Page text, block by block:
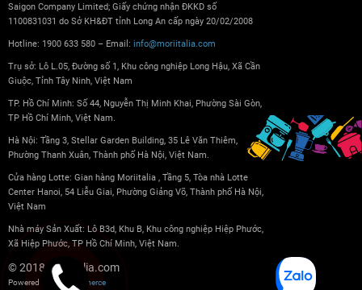
Saigon Company Limited; Giấy chứng nhận ĐKKD số
1100831031 do Sở KH&ĐT tỉnh Long An cấp ngày 20/02/2008
Hotline: 1900 633 580 – Email: info@moriitalia.com
Trụ sở: Lô L.05, Đường số 1, Khu công nghiệp Long Hậu, Xã Cần
Giuộc, Tỉnh Tây Ninh, Việt Nam
TP. Hồ Chí Minh: Số 44, Nguyễn Thị Minh Khai, Phường Sài Gòn,
TP Hồ Chí Minh, Việt Nam.
Hà Nội: Tầng 3, Stellar Garden Building, 35 Lê Văn Thiêm,
Phường Thanh Xuân, Thành phố Hà Nội, Việt Nam.
Cửa hàng Lotte: Gian hàng Moriitalia , Tầng 5, Tòa nhà Lotte
Center Hanoi, 54 Liễu Giai, Phường Giảng Võ, Thành phố Hà Nội,
Việt Nam
Nhà máy Sản Xuất: Lô B3d, Khu B, Khu công nghiệp Hiệp Phước,
Xã Hiệp Phước, TP Hồ Chí Minh, Việt Nam.
© 2018 Moriitalia.com
Powered by nopCommerce